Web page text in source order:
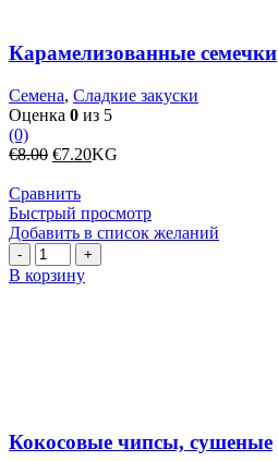
Карамелизованные семечки
Семена, Сладкие закуски
Оценка 0 из 5
(0)
€8.00 Первоначальная
составляла
€8.00.
€7.20Текущая
KG
Сравнить
Быстрый просмотр
Добавить в список желаний
Количество
товара
Кокосовые
В корзину
Кокосовые чипсы, сушеные